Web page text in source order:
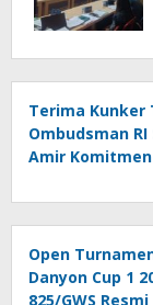
Terima Kunker
Ombudsman
Amir
Akuntabel
Administrasi
Open
Danyon Cup 1
825/GWS